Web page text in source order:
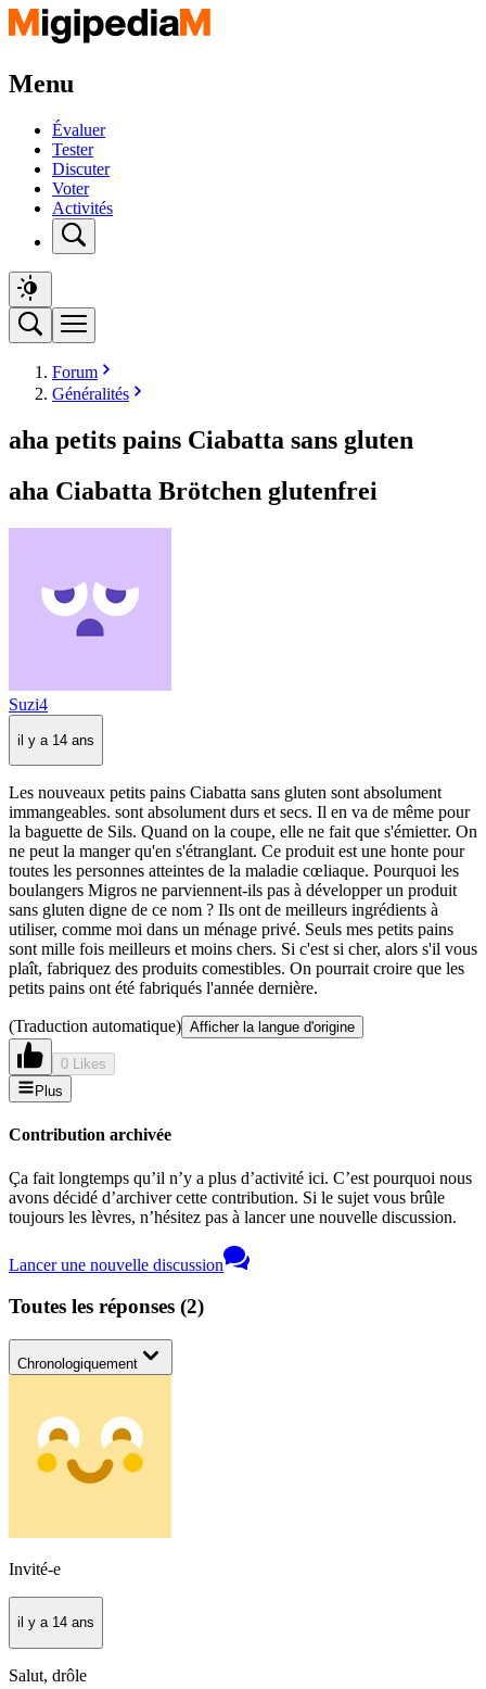
Menu
Évaluer
Tester
Discuter
Voter
Activités
Forum
Généralités
aha petits pains Ciabatta sans gluten
aha Ciabatta Brötchen glutenfrei
Suzi4
il y a 14 ans
Les nouveaux petits pains Ciabatta sans gluten sont absolument
immangeables. sont absolument durs et secs. Il en va de même pour
la baguette de Sils. Quand on la coupe, elle ne fait que s'émietter. On
ne peut la manger qu'en s'étranglant. Ce produit est une honte pour
toutes les personnes atteintes de la maladie cœliaque. Pourquoi les
boulangers Migros ne parviennent-ils pas à développer un produit
sans gluten digne de ce nom ? Ils ont de meilleurs ingrédients à
utiliser, comme moi dans un ménage privé. Seuls mes petits pains
sont mille fois meilleurs et moins chers. Si c'est si cher, alors s'il vous
plaît, fabriquez des produits comestibles. On pourrait croire que les
petits pains ont été fabriqués l'année dernière.
(Traduction automatique) Afficher la langue d'origine
0 Likes
Plus
Contribution archivée
Ça fait longtemps qu’il n’y a plus d’activité ici. C’est pourquoi nous
avons décidé d’archiver cette contribution. Si le sujet vous brûle
toujours les lèvres, n’hésitez pas à lancer une nouvelle discussion.
Lancer une nouvelle discussion
Toutes les réponses (2)
Chronologiquement
Invité-e
il y a 14 ans
Salut, drôle